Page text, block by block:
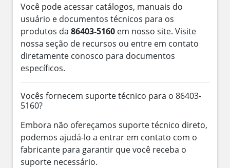
Você pode acessar catálogos, manuais do
usuário e documentos técnicos para os
produtos da 86403-5160 em nosso site. Visite
nossa seção de recursos ou entre em contato
diretamente conosco para documentos
específicos.
Vocês fornecem suporte técnico para o 86403-
5160?
Embora não ofereçamos suporte técnico direto,
podemos ajudá-lo a entrar em contato com o
fabricante para garantir que você receba o
suporte necessário.